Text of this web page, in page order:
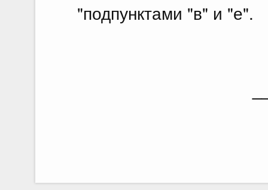
"подпунктами "в" и "е".